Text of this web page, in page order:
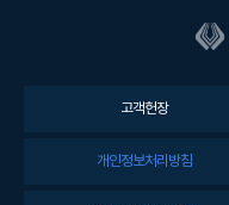
고객헌장
개인정보처리방침